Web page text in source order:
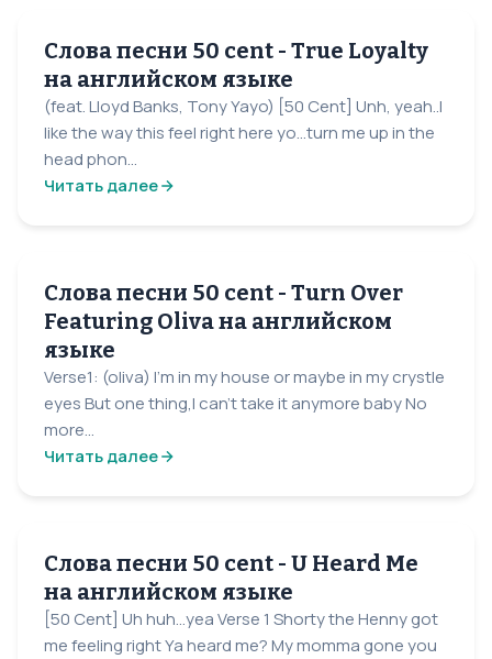
Слова песни 50 cent - True Loyalty
на английском языке
(feat. Lloyd Banks, Tony Yayo) [50 Cent] Unh, yeah..I
like the way this feel right here yo...turn me up in the
head phon...
Читать далее
Слова песни 50 cent - Turn Over
Featuring Oliva на английском
языке
Verse1: (oliva) I'm in my house or maybe in my crystle
eyes But one thing,I can't take it anymore baby No
more...
Читать далее
Слова песни 50 cent - U Heard Me
на английском языке
[50 Cent] Uh huh...yea Verse 1 Shorty the Henny got
me feeling right Ya heard me? My momma gone you